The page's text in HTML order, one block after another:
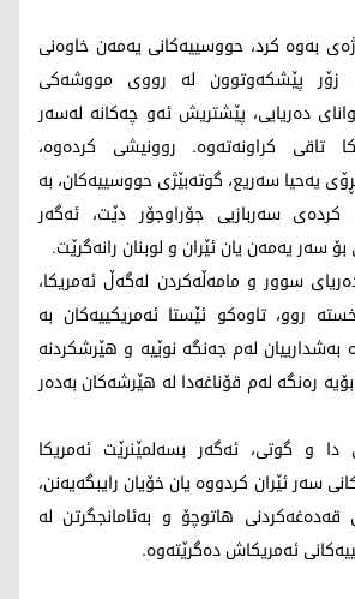
بەوە کرد، حووسییەکانی یەمەن خاوەنی
زۆر پێشکەوتوون لە رووی مووشەکی
دەریایی، پێشتریش ئەو چەکانە لەسەر
تاقی کراونەتەوە. روونیشی کردەوە،
یەحیا سەریع، گوتەبێژی حووسییەکان، بە
کردەی سەربازیی جۆراوجۆر دێت، ئەگەر
سەر یەمەن یان ئێران و لوبنان رانەگرێت.
سوور و مامەڵەکردن لەگەڵ ئەمریکا،
روو، تاوەکو ئێستا ئەمریکییەکان بە
بەشدارییان لەم جەنگە نوێیە و هێرشکردنە
رەنگە لەم قۆناغەدا لە هێرشەکان بەدەر
و گوتی، ئەگەر بسەلمێنرێت ئەمریکا
سەر ئێران کردووە یان خۆیان رایبگەیەنن،
قەدەغەکردنی هاتوچۆ و بەئامانجگرتن لە
ئەمریکاش دەگرێتەوە.